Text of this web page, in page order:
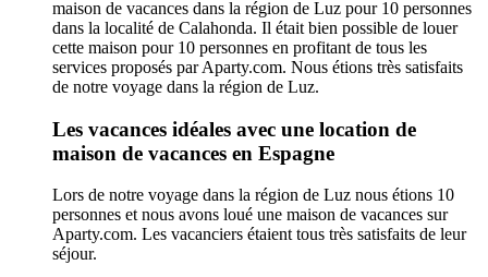
maison de vacances dans la région de Luz pour 10 personnes
dans la localité de Calahonda. Il était bien possible de louer
cette maison pour 10 personnes en profitant de tous les
services proposés par Aparty.com. Nous étions très satisfaits
de notre voyage dans la région de Luz.
Les vacances idéales avec une location de
maison de vacances en Espagne
Lors de notre voyage dans la région de Luz nous étions 10
personnes et nous avons loué une maison de vacances sur
Aparty.com. Les vacanciers étaient tous très satisfaits de leur
séjour.